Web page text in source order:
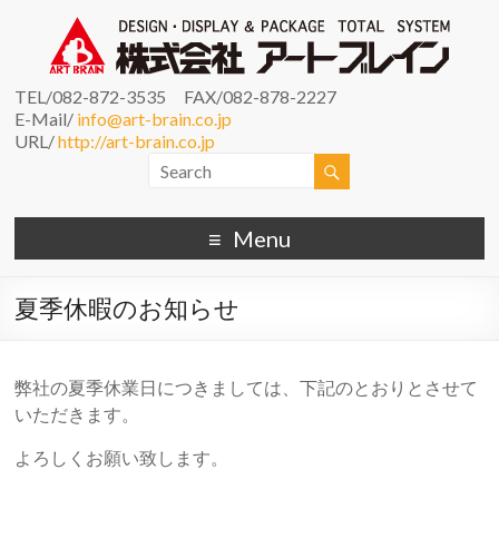
TEL/082-872-3535 FAX/082-878-2227
E-Mail/ info@art-brain.co.jp
URL/http://art-brain.co.jp
Menu
夏季休暇のお知らせ
弊社の夏季休業日につきましては、下記のとおりとさせて
いただきます。
よろしくお願い致します。